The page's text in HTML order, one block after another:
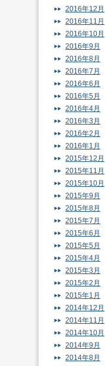
2016年12月
2016年11月
2016年10月
2016年9月
2016年8月
2016年7月
2016年6月
2016年5月
2016年4月
2016年3月
2016年2月
2016年1月
2015年12月
2015年11月
2015年10月
2015年9月
2015年8月
2015年7月
2015年6月
2015年5月
2015年4月
2015年3月
2015年2月
2015年1月
2014年12月
2014年11月
2014年10月
2014年9月
2014年8月